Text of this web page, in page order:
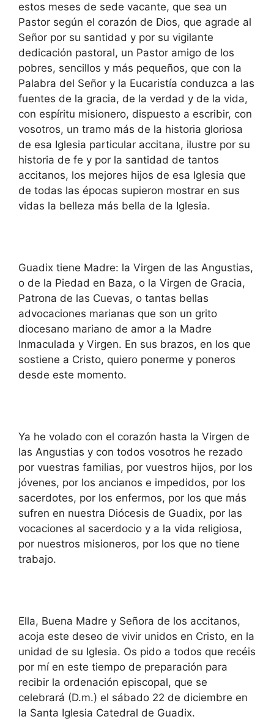
estos meses de sede vacante, que sea un
Pastor según el corazón de Dios, que agrade al
Señor por su santidad y por su vigilante
dedicación pastoral, un Pastor amigo de los
pobres, sencillos y más pequeños, que con la
Palabra del Señor y la Eucaristía conduzca a las
fuentes de la gracia, de la verdad y de la vida,
con espíritu misionero, dispuesto a escribir, con
vosotros, un tramo más de la historia gloriosa
de esa Iglesia particular accitana, ilustre por su
historia de fe y por la santidad de tantos
accitanos, los mejores hijos de esa Iglesia que
de todas las épocas supieron mostrar en sus
vidas la belleza más bella de la Iglesia.
Guadix tiene Madre: la Virgen de las Angustias,
o de la Piedad en Baza, o la Virgen de Gracia,
Patrona de las Cuevas, o tantas bellas
advocaciones marianas que son un grito
diocesano mariano de amor a la Madre
Inmaculada y Virgen. En sus brazos, en los que
sostiene a Cristo, quiero ponerme y poneros
desde este momento.
Ya he volado con el corazón hasta la Virgen de
las Angustias y con todos vosotros he rezado
por vuestras familias, por vuestros hijos, por los
jóvenes, por los ancianos e impedidos, por los
sacerdotes, por los enfermos, por los que más
sufren en nuestra Diócesis de Guadix, por las
vocaciones al sacerdocio y a la vida religiosa,
por nuestros misioneros, por los que no tiene
trabajo.
Ella, Buena Madre y Señora de los accitanos,
acoja este deseo de vivir unidos en Cristo, en la
unidad de su Iglesia. Os pido a todos que recéis
por mí en este tiempo de preparación para
recibir la ordenación episcopal, que se
celebrará (D.m.) el sábado 22 de diciembre en
la Santa Iglesia Catedral de Guadix.